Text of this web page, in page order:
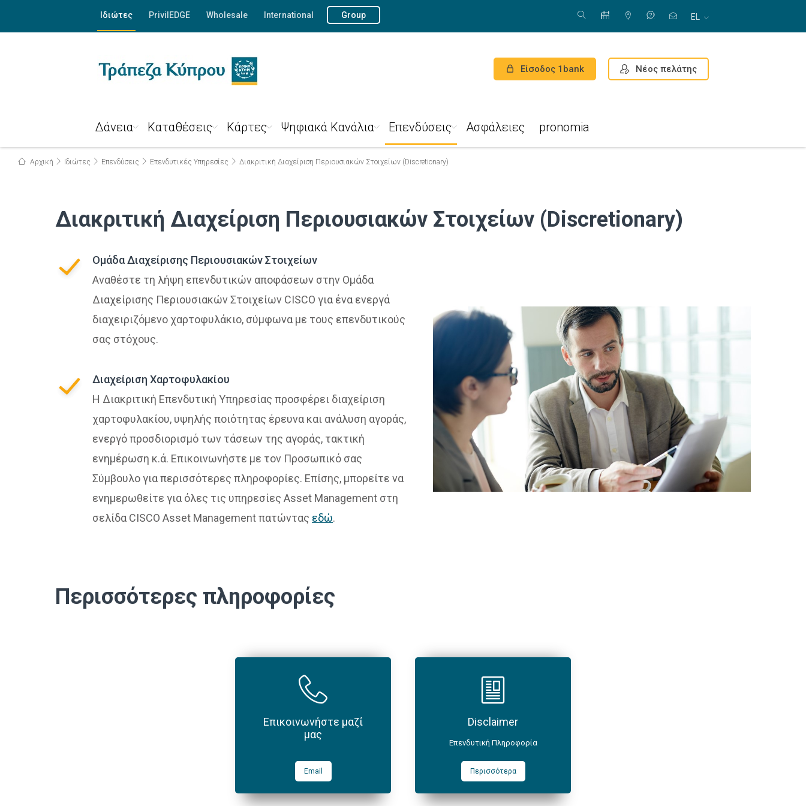
Ιδιώτες PrivilEDGE Wholesale International Group EL
Είσοδος 1bank Νέος πελάτης
Δάνεια Καταθέσεις Κάρτες Ψηφιακά Κανάλια Επενδύσεις Ασφάλειες pronomia
Αρχική Ιδιώτες Επενδύσεις Επενδυτικές Υπηρεσίες Διακριτική Διαχείριση Περιουσιακών Στοιχείων (Discretionary)
Διακριτική Διαχείριση Περιουσιακών Στοιχείων (Discretionary)
Ομάδα Διαχείρισης Περιουσιακών Στοιχείων
Αναθέστε τη λήψη επενδυτικών αποφάσεων στην Oμάδα
Διαχείρισης Περιουσιακών Στοιχείων CISCO για ένα ενεργά
διαχειριζόμενο χαρτοφυλάκιο, σύμφωνα με τους επενδυτικούς
σας στόχους.
Διαχείριση Χαρτοφυλακίου
Η Διακριτική Επενδυτική Υπηρεσίας προσφέρει διαχείριση
χαρτοφυλακίου, υψηλής ποιότητας έρευνα και ανάλυση αγοράς,
ενεργό προσδιορισμό των τάσεων της αγοράς, τακτική
ενημέρωση κ.ά. Επικοινωνήστε με τον Προσωπικό σας
Σύμβουλο για περισσότερες πληροφορίες. Επίσης, μπορείτε να
ενημερωθείτε για όλες τις υπηρεσίες Asset Management στη
σελίδα CISCO Asset Management πατώντας εδώ.
Περισσότερες πληροφορίες
Επικοινωνήστε μαζί
μας
Email
Disclaimer
Επενδυτική Πληροφορία
Περισσότερα